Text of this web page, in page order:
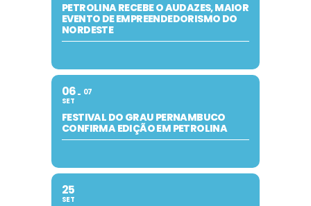
PETROLINA RECEBE O AUDAZES, MAIOR
EVENTO DE EMPREENDEDORISMO DO
NORDESTE
06
SET
07
FESTIVAL DO GRAU PERNAMBUCO
CONFIRMA EDIÇÃO EM PETROLINA
25
SET